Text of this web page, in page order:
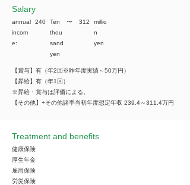
​Salary
annual
incom
e:
240
Ten
thou
sand
yen
​〜 312
millio
n
yen
【賞与】有（年2回※昨年度実績～50万円）
【昇給】有（年1回）
※昇給・賞与は評価による。
【その他】+その他諸手当初年度想定年収 239.4～311.4万円
Treatment and benefits
健康保険
厚生年金
雇用保険
労災保険